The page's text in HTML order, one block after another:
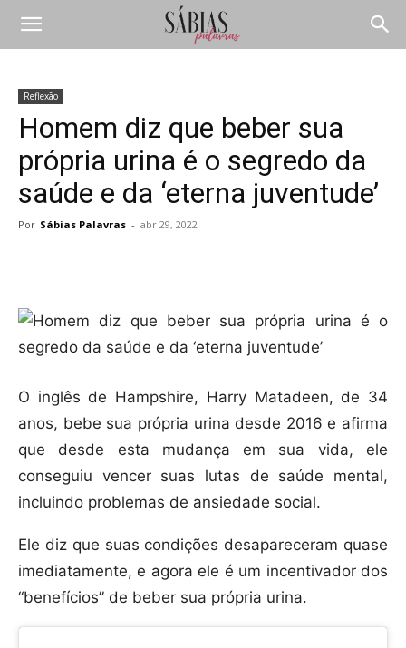
Reflexão
Homem diz que beber sua
própria urina é o segredo da
saúde e da ‘eterna juventude’
Por Sábias Palavras - abr 29, 2022
O inglês de Hampshire, Harry Matadeen, de 34
anos, bebe sua própria urina desde 2016 e afirma
que desde esta mudança em sua vida, ele
conseguiu vencer suas lutas de saúde mental,
incluindo problemas de ansiedade social.
Ele diz que suas condições desapareceram quase
imediatamente, e agora ele é um incentivador dos
“benefícios” de beber sua própria urina.